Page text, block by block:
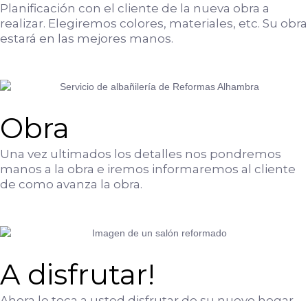
Planificación con el cliente de la nueva obra a
realizar. Elegiremos colores, materiales, etc. Su obra
estará en las mejores manos.
Obra
Una vez ultimados los detalles nos pondremos
manos a la obra e iremos informaremos al cliente
de como avanza la obra.
A disfrutar!